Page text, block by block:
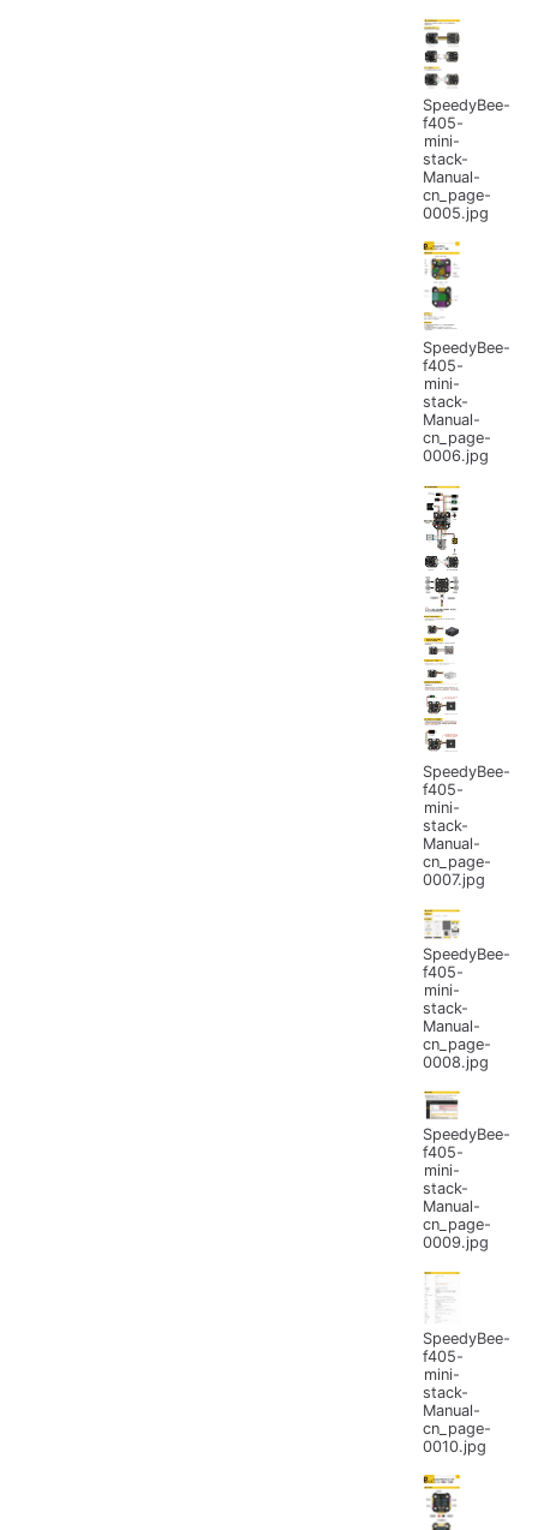
SpeedyBee-
f405-
mini-
stack-
Manual-
cn_page-
0005.jpg
SpeedyBee-
f405-
mini-
stack-
Manual-
cn_page-
0006.jpg
SpeedyBee-
f405-
mini-
stack-
Manual-
cn_page-
0007.jpg
SpeedyBee-
f405-
mini-
stack-
Manual-
cn_page-
0008.jpg
SpeedyBee-
f405-
mini-
stack-
Manual-
cn_page-
0009.jpg
SpeedyBee-
f405-
mini-
stack-
Manual-
cn_page-
0010.jpg